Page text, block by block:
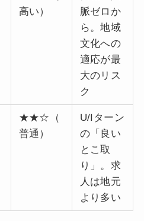
高い）
脈ゼロか
ら。地域
文化への
適応が最
大のリス
ク
★★☆（
普通）
U/Iターン
の「良い
とこ取
り」。求
人は地元
より多い